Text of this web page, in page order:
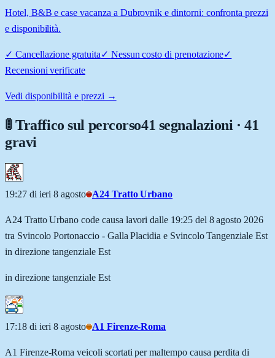
Hotel, B&B e case vacanza a Dubrovnik e dintorni: confronta prezzi
e disponibilità.
✓ Cancellazione gratuita✓ Nessun costo di prenotazione✓
Recensioni verificate
Vedi disponibilità e prezzi →
🚦 Traffico sul percorso41 segnalazioni · 41
gravi
19:27 di ieri 8 agosto A24 Tratto Urbano
A24 Tratto Urbano code causa lavori dalle 19:25 del 8 agosto 2026
tra Svincolo Portonaccio - Galla Placidia e Svincolo Tangenziale Est
in direzione tangenziale Est
in direzione tangenziale Est
17:18 di ieri 8 agosto A1 Firenze-Roma
A1 Firenze-Roma veicoli scortati per maltempo causa perdita di